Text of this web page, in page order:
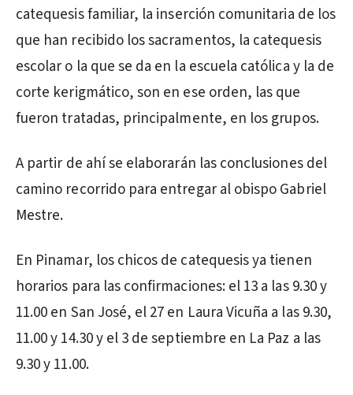
catequesis familiar, la inserción comunitaria de los
que han recibido los sacramentos, la catequesis
escolar o la que se da en la escuela católica y la de
corte kerigmático, son en ese orden, las que
fueron tratadas, principalmente, en los grupos.
A partir de ahí se elaborarán las conclusiones del
camino recorrido para entregar al obispo Gabriel
Mestre.
En Pinamar, los chicos de catequesis ya tienen
horarios para las confirmaciones: el 13 a las 9.30 y
11.00 en San José, el 27 en Laura Vicuña a las 9.30,
11.00 y 14.30 y el 3 de septiembre en La Paz a las
9.30 y 11.00.